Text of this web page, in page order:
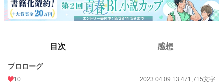
文字数 10,697
2023.04.09 13:47
週間ポイント
目次 感想
プロローグ
10 2023.04.09 13:471,715文字